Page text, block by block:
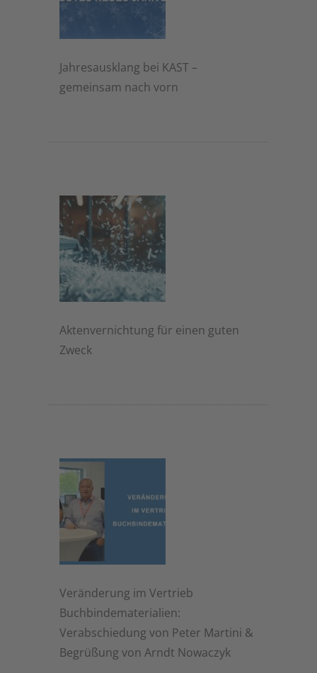
Jahresausklang bei KAST –
gemeinsam nach vorn
Aktenvernichtung für einen guten
Zweck
Veränderung im Vertrieb
Buchbindematerialien:
Verabschiedung von Peter Martini &
Begrüßung von Arndt Nowaczyk